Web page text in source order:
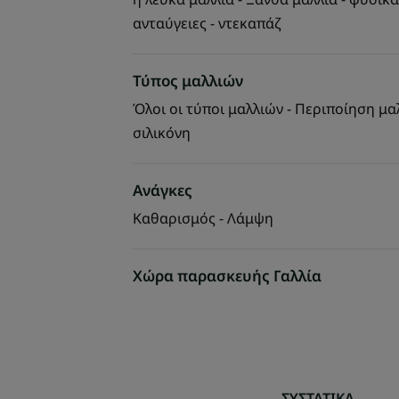
ανταύγειες - ντεκαπάζ
Τύπος μαλλιών
Όλοι οι τύποι μαλλιών - Περιποίηση
σιλικόνη
Ανάγκες
Καθαρισμός - Λάμψη
Χώρα παρασκευής Γαλλία